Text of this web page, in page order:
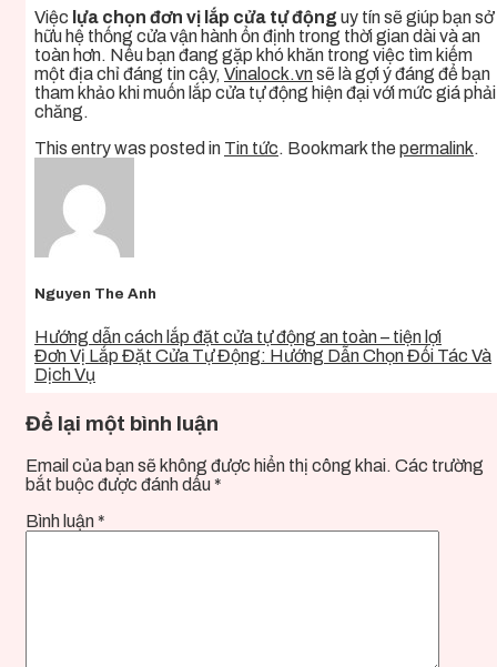
Việc lựa chọn đơn vị lắp cửa tự động uy tín sẽ giúp bạn sở
hữu hệ thống cửa vận hành ổn định trong thời gian dài và an
toàn hơn. Nếu bạn đang gặp khó khăn trong việc tìm kiếm
một địa chỉ đáng tin cậy, Vinalock.vnsẽ là gợi ý đáng để bạn
tham khảo khi muốn lắp cửa tự động hiện đại với mức giá phải
chăng.
This entry was posted in Tin tức. Bookmark thepermalink.
Nguyen The Anh
Hướng dẫn cách lắp đặt cửa tự động an toàn – tiện lợi
Đơn Vị Lắp Đặt Cửa Tự Động: Hướng Dẫn Chọn Đối Tác Và
Dịch Vụ
Để lại một bình luận
Email của bạn sẽ không được hiển thị công khai. Các trường
bắt buộc được đánh dấu *
Bình luận *